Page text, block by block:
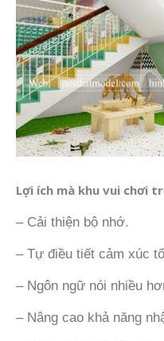
Lợi ích mà khu vui chơi
– Cải thiện bộ nhớ.
– Tự điều tiết cảm xúc
– Ngôn ngữ nói nhiều
– Nâng cao khả năng